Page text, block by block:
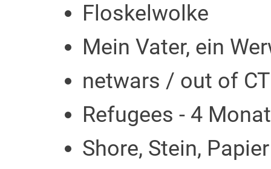
Floskelwolke
Mein Vater, ein
netwars / out of
Refugees - 4
Shore, Stein, Papier